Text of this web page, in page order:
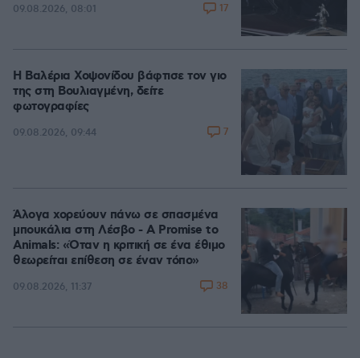
09.08.2026, 08:01 17
Η Βαλέρια Χοψονίδου βάφτισε τον γιο
της στη Βουλιαγμένη, δείτε
φωτογραφίες
09.08.2026, 09:44 7
Άλογα χορεύουν πάνω σε σπασμένα
μπουκάλια στη Λέσβο - A Promise to
Animals: «Όταν η κριτική σε ένα έθιμο
θεωρείται επίθεση σε έναν τόπο»
09.08.2026, 11:37 38